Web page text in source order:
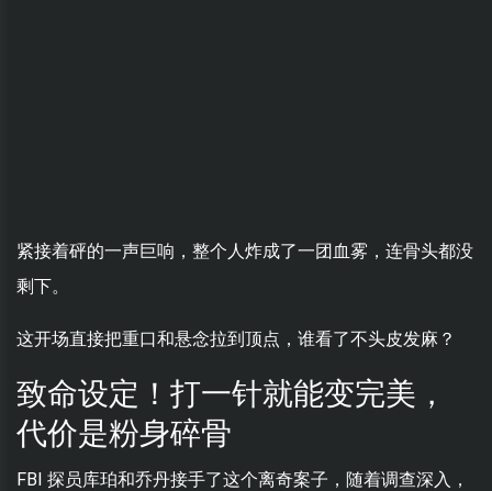
紧接着砰的一声巨响，整个人炸成了一团血雾，连骨头都没
剩下。
这开场直接把重口和悬念拉到顶点，谁看了不头皮发麻？
致命设定！打一针就能变完美，
代价是粉身碎骨
FBI 探员库珀和乔丹接手了这个离奇案子，随着调查深入，